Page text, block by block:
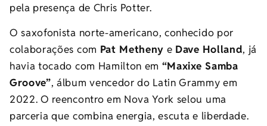
pela presença de Chris Potter.
O saxofonista norte-americano, conhecido por
colaborações com Pat Metheny e Dave Holland, já
havia tocado com Hamilton em “Maxixe Samba
Groove”, álbum vencedor do Latin Grammy em
2022. O reencontro em Nova York selou uma
parceria que combina energia, escuta e liberdade.